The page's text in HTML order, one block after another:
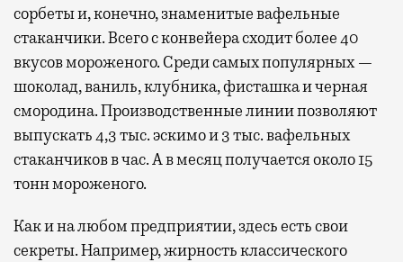
сорбеты и, конечно, знаменитые вафельные
стаканчики. Всего с конвейера сходит более 40
вкусов мороженого. Среди самых популярных —
шоколад, ваниль, клубника, фисташка и черная
смородина. Производственные линии позволяют
выпускать 4,3 тыс. эскимо и 3 тыс. вафельных
стаканчиков в час. А в месяц получается около 15
тонн мороженого.
Как и на любом предприятии, здесь есть свои
секреты. Например, жирность классического